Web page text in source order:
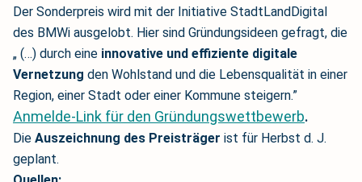
Der Sonderpreis wird mit der Initiative StadtLandDigital
des BMWi ausgelobt. Hier sind Gründungsideen gefragt, die
„ (…) durch eine innovative und effiziente digitale
Vernetzung den Wohlstand und die Lebensqualität in einer
Region, einer Stadt oder einer Kommune steigern.”
Anmelde-Link für den Gründungswettbewerb.
Die Auszeichnung des Preisträger ist für Herbst d. J.
geplant.